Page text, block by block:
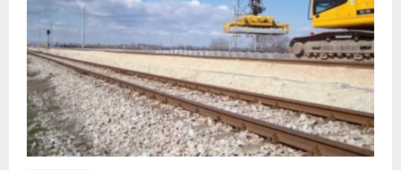
R
M